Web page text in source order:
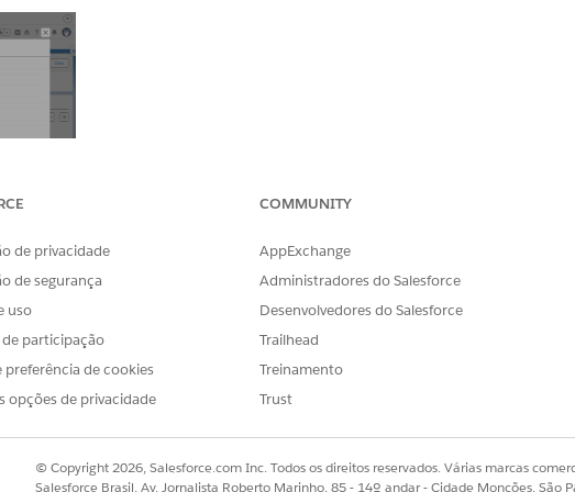
object's page layout is not assigned to the user
error.
de privacidade
de segurança
uso
participação
preferência de cookies
opções de privacidade
COMMUNITY
AppExchange
Administradores do Salesforce
Desenvolvedores do Salesforce
Trailhead
Treinamento
Trust
© Copyright 2026, Salesforce.com Inc. Todos os direitos reservados. Várias marcas
Salesforce Brasil, Av. Jornalista Roberto Marinho, 85 - 14º andar - Cidade Monções, São